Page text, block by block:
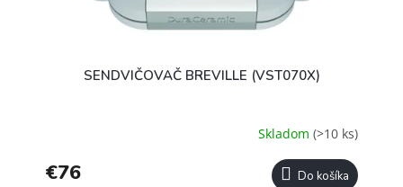
SENDVIČOVAČ BREVILLE (VST070X)
Skladom (>10 ks)
€76 Do košíka